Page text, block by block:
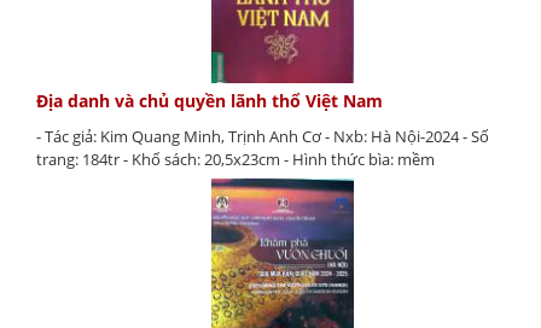
Địa danh và chủ quyền lãnh thổ Việt Nam
- Tác giả: Kim Quang Minh, Trịnh Anh Cơ - Nxb: Hà Nội-2024 - Số
trang: 184tr - Khổ sách: 20,5x23cm - Hình thức bìa: mềm